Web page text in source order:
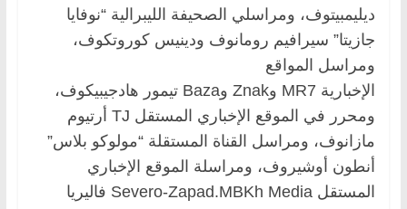
ديليمبيتوف، ومراسلي الصحيفة الليبرالية “نوفايا
جازيتا” سيرافيم رومانوف ودينيس كوروتكوف،
ومراسل المواقع
الإخبارية MR7 وZnak وBaza تيمور هادجيبيكوف،
ومحرر في الموقع الإخباري المستقل TJ أرتيوم
مازانوف، ومراسل القناة المستقلة “مولوكو بلاس”
أنطون أوشيروف، ومراسلة الموقع الإخباري
المستقل Severo-Zapad.MBKh Media فاليريا